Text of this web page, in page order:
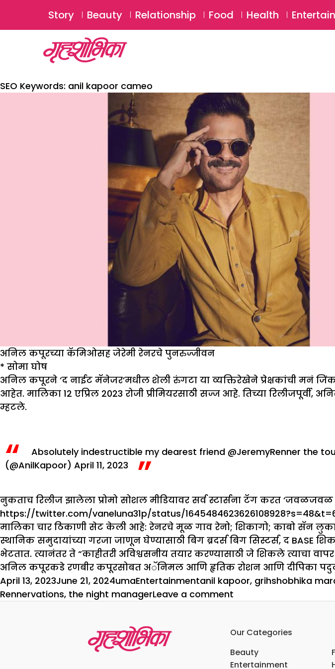
Story Beauty Relationship Food Health
SEO Keywords: anil kapoor cameo
अनिल कपूरच्या कॅमिओसह जेरेमी रेनरचे पुनरुज्जीवन
* सोमा घोष
अनिल कपूरने ‘द नाईट मॅनेजर’मधील शेली रुंगटा या व्यक्तिरेखेने प्रेक्षकांची मनं
आहेत. मालिका 12 एप्रिल 2023 रोजी प्रीमियरसाठी सज्ज आहे. तिच्या
म्हटले.
Absolutely indestructible my dearest friend @JeremyRenner the
(@AnilKapoor) April 11, 2023
नुकताच रिलीज झालेला प्रोमो सोशल मीडियावर सर्व स्टार्सना टॅग करत
https://twitter.com/vaneluna31p/status/
मालिका चार ठिकाणी सेट केली आहे: रेनरचे मूळ गाव रेनो; शिकागो; काबो सॅन
स्थानिक समुदायांच्या गरजा जाणून घेण्यासाठी बिग ब्रदर्स बिग सिस्टर्स, द BASE
भेटतात. त्यानंतर ते “काहीतरी अविश्वसनीय तयार करण्यासाठी जे शिकले त्याचा
अनिल कपूरकडे रणबीर कपूरसोबत अॅनिमल आणि हृतिक रोशन आणि दीपिका
Posted
on
April 13, 2023June 21, 2024Author
umaCategories
EntertainmentTags
anil kapoor, grihshobhika
Rennervations, the night managerLeave a comment
कॅमिओसह
जेरेमी
रेनरचे
Our Categories
Beauty
Entertainment